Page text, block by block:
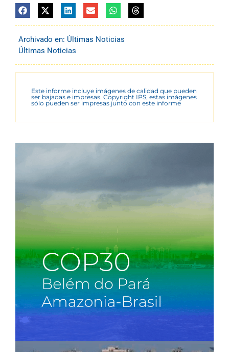
Archivado en: Últimas Noticias
Últimas Noticias
Este informe incluye imágenes de calidad que pueden
ser bajadas e impresas. Copyright IPS, estas imágenes
sólo pueden ser impresas junto con este informe